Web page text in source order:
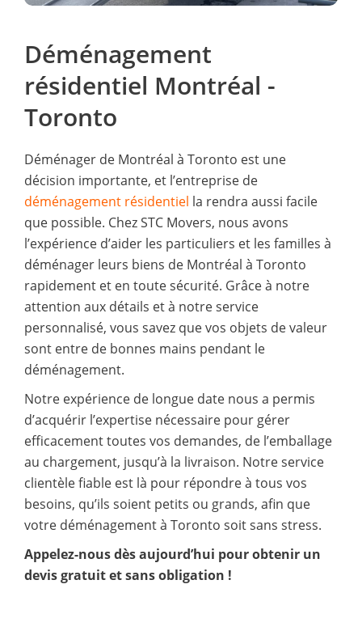
Déménagement
résidentiel Montréal -
Toronto
Déménager de Montréal à Toronto est une
décision importante, et l’entreprise de
déménagement résidentiel la rendra aussi facile
que possible. Chez STC Movers, nous avons
l’expérience d’aider les particuliers et les familles à
déménager leurs biens de Montréal à Toronto
rapidement et en toute sécurité. Grâce à notre
attention aux détails et à notre service
personnalisé, vous savez que vos objets de valeur
sont entre de bonnes mains pendant le
déménagement.
Notre expérience de longue date nous a permis
d’acquérir l’expertise nécessaire pour gérer
efficacement toutes vos demandes, de l’emballage
au chargement, jusqu’à la livraison. Notre service
clientèle fiable est là pour répondre à tous vos
besoins, qu’ils soient petits ou grands, afin que
votre déménagement à Toronto soit sans stress.
Appelez-nous dès aujourd’hui pour obtenir un
devis gratuit et sans obligation !